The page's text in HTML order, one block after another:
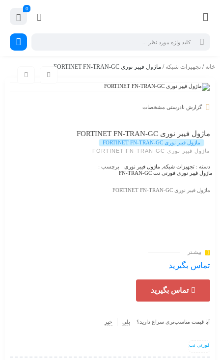
0
خانه / تجهیزات شبکه / ماژول فیبر نوری FORTINET FN-TRAN-GC
گزارش نادرستی مشخصات
ماژول فیبر نوری FORTINET FN-TRAN-GC
ماژول فیبر نوری FORTINET FN-TRAN-GC
ماژول فیبر نوری FORTINET FN-TRAN-GC
دسته : تجهیزات شبکه ماژول فیبر نوری
برچسب :
ماژول فیبر نوری فورتی نت FN-TRAN-GC
ماژول فیبر نوری FORTINET FN-TRAN-GC
بیشـتر
تماس بگیرید
تماس بگیرید
آیا قیمت مناسب‌تری سراغ دارید؟ بلی خیر
فورتی نت